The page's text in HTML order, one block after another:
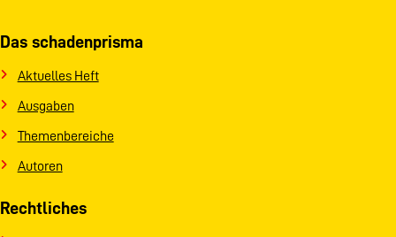
Das schadenprisma
Aktuelles Heft
Ausgaben
Themenbereiche
Autoren
Rechtliches